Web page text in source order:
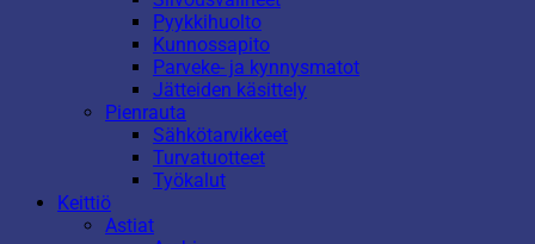
Pyykkihuolto
Kunnossapito
Parveke- ja kynnysmatot
Jätteiden käsittely
Pienrauta
Sähkötarvikkeet
Turvatuotteet
Työkalut
Keittiö
Astiat